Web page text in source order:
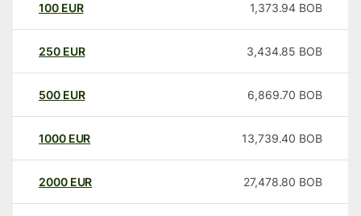
100 EUR 1,373.94 BOB
250 EUR 3,434.85 BOB
500 EUR 6,869.70 BOB
1000 EUR 13,739.40 BOB
2000 EUR 27,478.80 BOB